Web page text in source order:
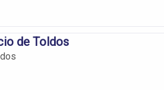
de Toldos